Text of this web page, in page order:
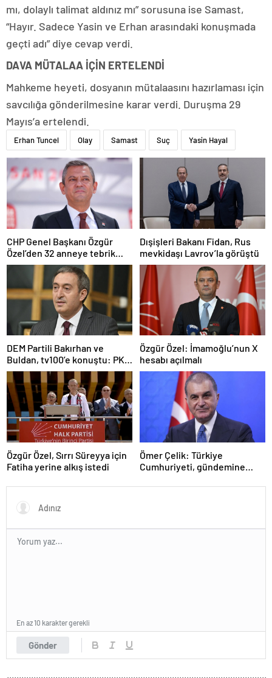
mı, dolaylı talimat aldınız mı” sorusuna ise Samast,
“Hayır. Sadece Yasin ve Erhan arasındaki konuşmada
geçti adı” diye cevap verdi.
DAVA MÜTALAA İÇİN ERTELENDİ
Mahkeme heyeti, dosyanın mütalaasını hazırlaması için
savcılığa gönderilmesine karar verdi. Duruşma 29
Mayıs’a ertelendi.
Erhan Tuncel Olay Samast Suç Yasin Hayal
CHP Genel Başkanı Özgür
Özel’den 32 anneye tebrik
telefonu
Dışişleri Bakanı Fidan, Rus
mevkidaşı Lavrov’la görüştü
DEM Partili Bakırhan ve
Buldan, tv100’e konuştu: PKK
ne zaman kendini feshedecek
Özgür Özel: İmamoğlu’nun X
hesabı açılmalı
Özgür Özel, Sırrı Süreyya için
Fatiha yerine alkış istedi
Ömer Çelik: Türkiye
Cumhuriyeti, gündemine
Gönder
En az 10 karakter gerekli